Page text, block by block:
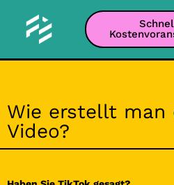
Wie erstellt man
Video?